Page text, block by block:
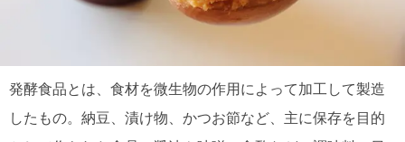
発酵食品とは、食材を微生物の作用によって加工して製造
したもの。納豆、漬け物、かつお節など、主に保存を目的